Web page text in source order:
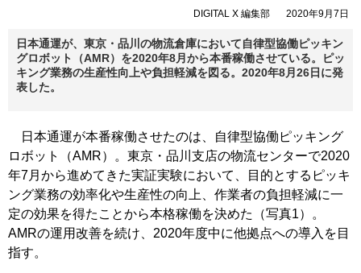
DIGITAL X 編集部 2020年9月7日
日本通運が、東京・品川の物流倉庫において自律型協働ピッキン
グロボット（AMR）を2020年8月から本番稼働させている。ピッ
キング業務の生産性向上や負担軽減を図る。2020年8月26日に発
表した。
日本通運が本番稼働させたのは、自律型協働ピッキング
ロボット（AMR）。東京・品川支店の物流センターで2020
年7月から進めてきた実証実験において、目的とするピッキ
ング業務の効率化や生産性の向上、作業者の負担軽減に一
定の効果を得たことから本格稼働を決めた（写真1）。
AMRの運用改善を続け、2020年度中に他拠点への導入を目
指す。